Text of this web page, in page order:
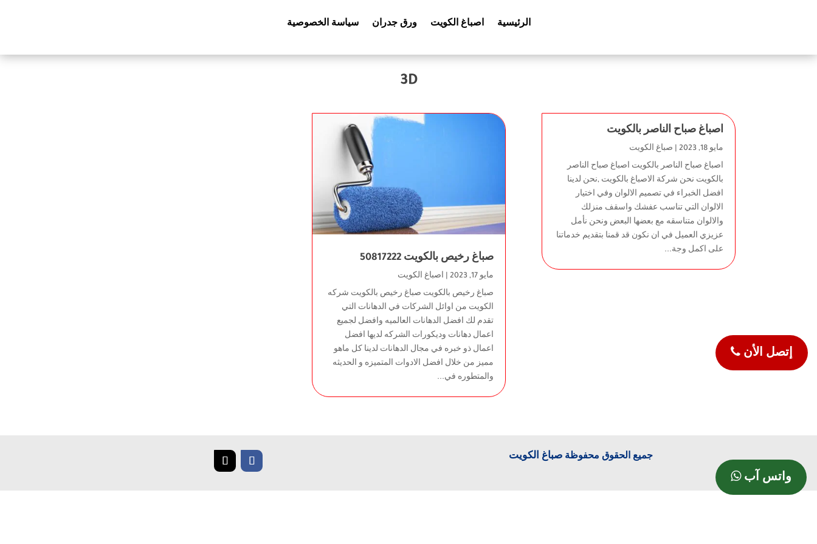
الرئيسية اصباغ الكويت ورق جدران سياسة الخصوصية
3D
اصباغ صباح الناصر بالكويت
مايو 18, 2023 صباغ الكويت
اصباغ صباح الناصر بالكويت اصباغ صباح الناصر
بالكويت نحن شركة الاصباغ بالكويت ,نحن لدينا
افضل الخبراء في تصميم الالوان وفي اختيار
الالوان التي تناسب عفشك واسقف منزلك
والالوان متناسقه مع بعضها البعض ونحن نأمل
عزيزي العميل في ان نكون قد قمنا بتقديم خدماتنا
على اكمل وجة...
صباغ رخيص بالكويت 50817222
مايو 17, 2023 اصباغ الكويت
صباغ رخيص بالكويت صباغ رخيص بالكويت شركه
الكويت من اوائل الشركات في الدهانات التي
تقدم لك افضل الدهانات العالميه وافضل لجميع
اعمال دهانات وديكورات الشركه لديها افضل
اعمال ذو خبره في مجال الدهانات لدينا كل ماهو
مميز من خلال افضل الادوات المتميزه و الحديثه
والمتطوره في...
جميع الحقوق محفوظة صباغ الكويت
إتصل الأن
واتس آب